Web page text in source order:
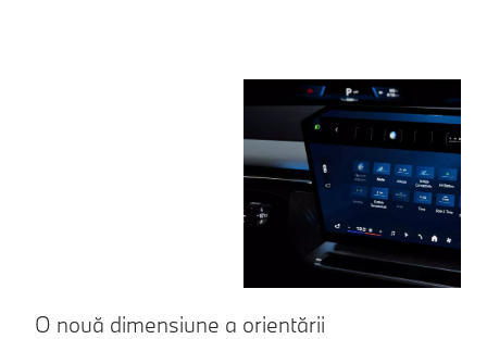
O nouă dimensiune a orientării